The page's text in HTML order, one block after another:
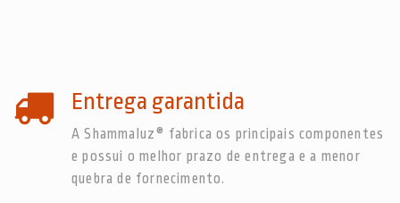
Entrega garantida
A Shammaluz® fabrica os principais componentes
e possui o melhor prazo de entrega e a menor
quebra de fornecimento.